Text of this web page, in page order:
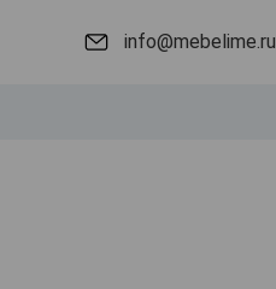
info@mebelime.ru